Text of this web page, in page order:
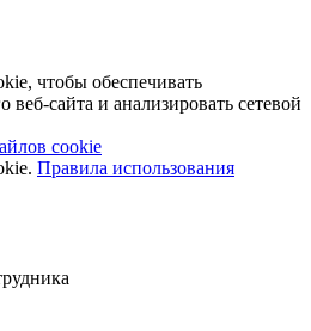
чтобы обеспечивать
сайта и анализировать сетевой
cookie
Правила использования